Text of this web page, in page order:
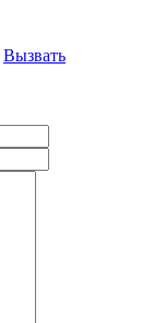
Вызвать